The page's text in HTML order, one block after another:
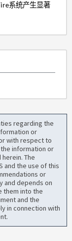
系统产生显著
regarding the
or
with respect to
information or
The
and the use of this
or
and depends on
them into the
and the
in connection with